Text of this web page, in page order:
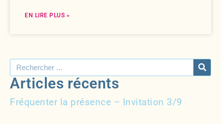
EN LIRE PLUS »
Articles récents
Fréquenter la présence – Invitation 3/9